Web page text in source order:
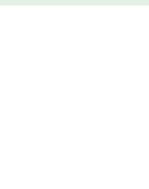
ノーラのフィンラ